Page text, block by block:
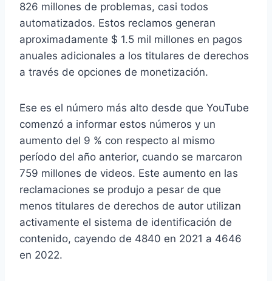
826 millones de problemas, casi todos
automatizados. Estos reclamos generan
aproximadamente $ 1.5 mil millones en pagos
anuales adicionales a los titulares de derechos
a través de opciones de monetización.
Ese es el número más alto desde que YouTube
comenzó a informar estos números y un
aumento del 9 % con respecto al mismo
período del año anterior, cuando se marcaron
759 millones de videos. Este aumento en las
reclamaciones se produjo a pesar de que
menos titulares de derechos de autor utilizan
activamente el sistema de identificación de
contenido, cayendo de 4840 en 2021 a 4646
en 2022.